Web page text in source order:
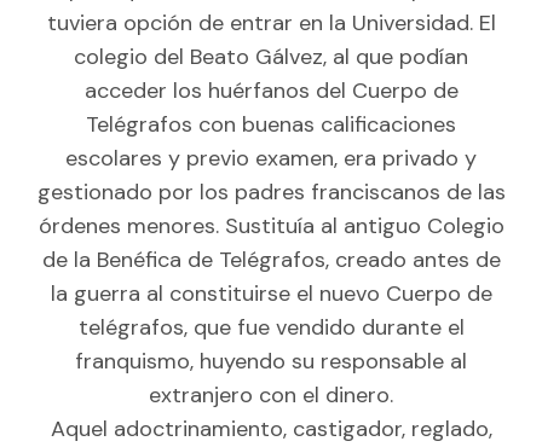
tuviera opción de entrar en la Universidad. El
colegio del Beato Gálvez, al que podían
acceder los huérfanos del Cuerpo de
Telégrafos con buenas calificaciones
escolares y previo examen, era privado y
gestionado por los padres franciscanos de las
órdenes menores. Sustituía al antiguo Colegio
de la Benéfica de Telégrafos, creado antes de
la guerra al constituirse el nuevo Cuerpo de
telégrafos, que fue vendido durante el
franquismo, huyendo su responsable al
extranjero con el dinero.
Aquel adoctrinamiento, castigador, reglado,